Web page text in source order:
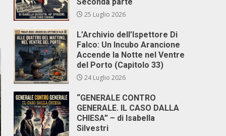
25 Luglio 2026
L’Archivio dell’Ispettore Di
Falco: Un Incubo Arancione
Accende la Notte nel Ventre
del Porto (Capitolo 33)
24 Luglio 2026
“GENERALE CONTRO
GENERALE. IL CASO DALLA
CHIESA” – di Isabella
Silvestri